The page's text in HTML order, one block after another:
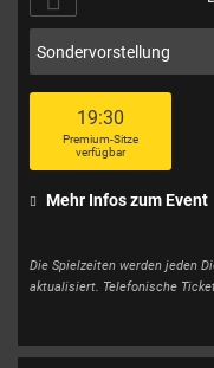
Sondervorstellung
19:30
Premium-Sitze
verfügbar
Mehr Infos zum Event
Die Spielzeiten werden jeden
aktualisiert. Telefonische